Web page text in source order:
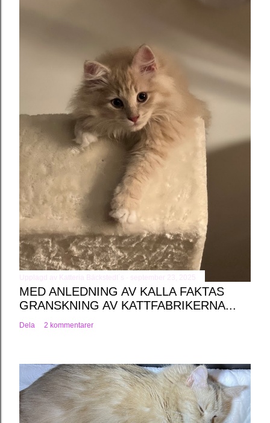
Upplagd av Katteria Bäckstedt´s september 23, 2025
MED ANLEDNING AV KALLA FAKTAS
GRANSKNING AV KATTFABRIKERNA...
Dela 2 kommentarer